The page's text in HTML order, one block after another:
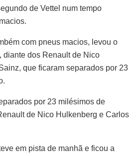
de Vettel num tempo
com pneus macios, levou o
diante dos Renault de Nico
que ficaram separados por 23
por 23 milésimos de
de Nico Hulkenberg e Carlos
em pista de manhã e ficou a